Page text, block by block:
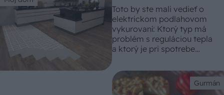
Toto by ste mali vedieť o
elektrickom podlahovom
vykurovaní: Ktorý typ má
problém s reguláciou tepla
a ktorý je pri spotrebe
Gurmán